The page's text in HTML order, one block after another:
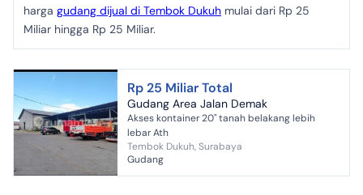
harga gudang dijual di Tembok Dukuh mulai dari Rp 25
Miliar hingga Rp 25 Miliar.
Rp 25 Miliar Total
Gudang Area Jalan Demak
Akses kontainer 20" tanah belakang lebih
lebar Ath
Tembok Dukuh, Surabaya
Gudang